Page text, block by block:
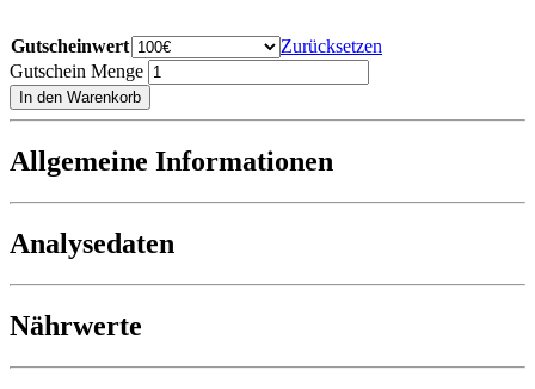
Gutscheinwert
Zurücksetzen
Gutschein Menge
In den Warenkorb
Allgemeine Informationen
Analysedaten
Nährwerte